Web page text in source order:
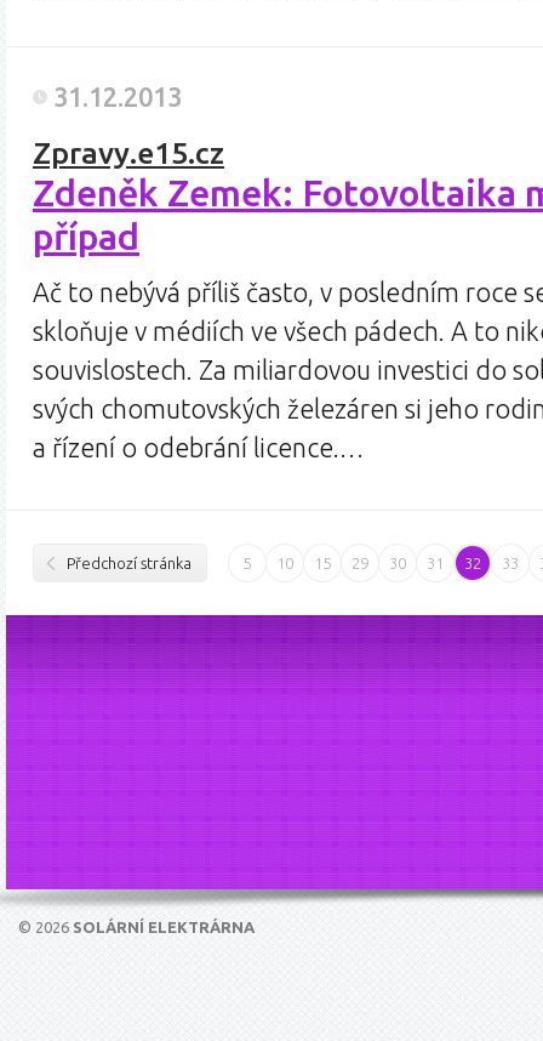
31.12.2013
Zpravy.e15.cz
Zdeněk Zemek: Fotovoltaika
případ
Ač to nebývá příliš často, v posledním roce
skloňuje v médiích ve všech pádech. A to
souvislostech. Za miliardovou investici do
svých chomutovských železáren si jeho
a řízení o odebrání licence.…
Předchozí stránka 5 10 15 29 30 31 32 33
© 2026 SOLÁRNÍ ELEKTRÁRNA